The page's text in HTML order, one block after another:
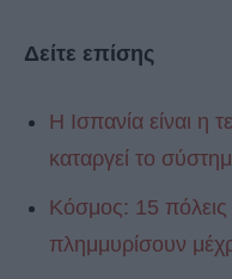
Δείτε επίσης
Η Ισπανία είναι η
καταργεί το
Κόσμος: 15
πλημμυρίσουν